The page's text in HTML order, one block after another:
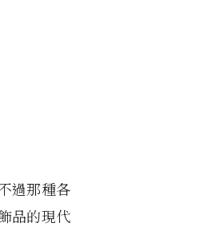
過那種各
品的現代